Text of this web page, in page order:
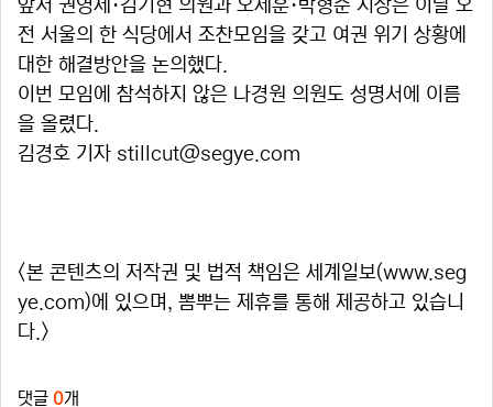
앞서 권영세·김기현 의원과 오세훈·박형준 시장은 이날 오
전 서울의 한 식당에서 조찬모임을 갖고 여권 위기 상황에
대한 해결방안을 논의했다.
이번 모임에 참석하지 않은 나경원 의원도 성명서에 이름
을 올렸다.
김경호 기자 stillcut@segye.com
<본 콘텐츠의 저작권 및 법적 책임은 세계일보(www.seg
ye.com)에 있으며, 뽐뿌는 제휴를 통해 제공하고 있습니
다.>
댓글 0개